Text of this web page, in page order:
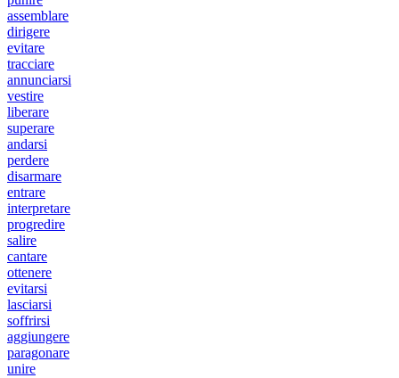
assemblare
dirigere
evitare
tracciare
annunciarsi
vestire
liberare
superare
andarsi
perdere
disarmare
entrare
interpretare
progredire
salire
cantare
ottenere
evitarsi
lasciarsi
soffrirsi
aggiungere
paragonare
unire